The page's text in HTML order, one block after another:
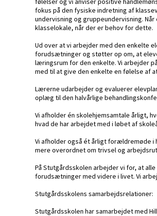
fokus på den fysiske indretning af
undervisning og gruppeundervisning.
klasselokale, når der er behov for dette.
Ud over at vi arbejder med den enkelte
forudsætninger og støtter op om, at
læringsrum for den enkelte. Vi arbejder
med til at give den enkelte en følelse af
Lærerne udarbejder og evaluerer
oplæg til den halvårlige
Vi afholder én skolehjemsamtale årligt,
hvad de har arbejdet med i løbet af
Vi afholder også ét årligt forældremøde i
mere overordnet om trivsel og
På Stutgårdsskolen arbejder vi for, at
forudsætninger med videre i livet. Vi
Stutgårdsskolens samarbejdsrelationer:
Stutgårdsskolen har samarbejdet med